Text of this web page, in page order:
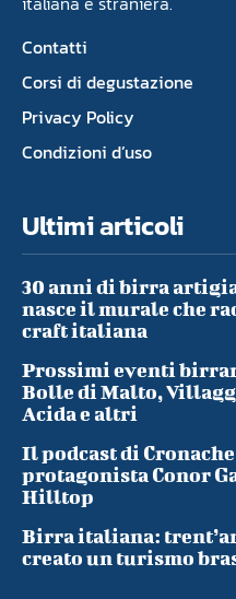
Contatti
Corsi di degustazione
Privacy Policy
Condizioni d’uso
Ultimi articoli
30 anni di birra
nasce il murale che
craft italiana
Prossimi eventi
Bolle di Malto,
Acida e altri
Il podcast di
protagonista Conor
Hilltop
Birra italiana:
creato un turismo